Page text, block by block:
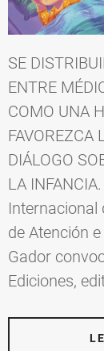
SE
ENTRE
COMO UNA
FAVOREZCA
DIÁLOGO
LA
Internacional
de Atención
Gador
Ediciones,